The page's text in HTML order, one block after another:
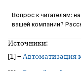
Вопрос к читателям:
вашей компании?
Источники:
[1] –Автоматизация